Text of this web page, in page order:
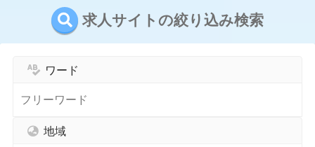
求人サイトの絞り込み検索
ワード
地域